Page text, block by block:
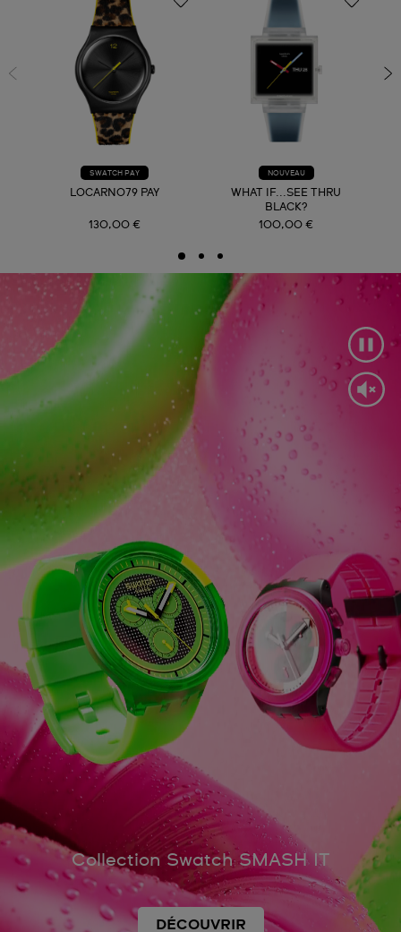
SWATCH PAY
LOCARNO79 PAY
130,00 €
NOUVEAU
WHAT IF...SEE THRU
BLACK?
100,00 €
Collection Swatch SMASH IT
DÉCOUVRIR